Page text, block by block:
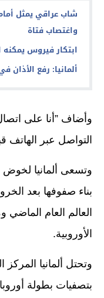
شاب عراقي يمثل
واغتصاب فتاة
ابتكار فيروس
ألمانيا: رفع
وأضاف ”أنا على
التواصل عبر الهاتف
وتسعى ألمانيا
بناء صفوفها بعد
العالم العام
الأوروبية.
وتحتل ألمانيا المركز